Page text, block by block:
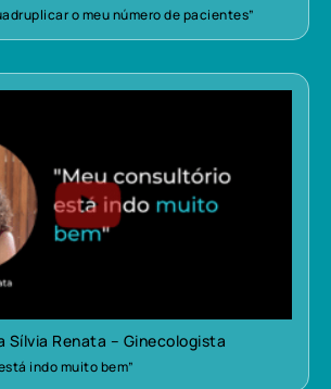
o meu número de pacientes”
Sílvia Renata – Ginecologista
indo muito bem”